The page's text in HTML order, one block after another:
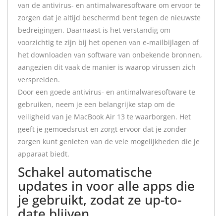
van de antivirus- en antimalwaresoftware om ervoor te
zorgen dat je altijd beschermd bent tegen de nieuwste
bedreigingen. Daarnaast is het verstandig om
voorzichtig te zijn bij het openen van e-mailbijlagen of
het downloaden van software van onbekende bronnen,
aangezien dit vaak de manier is waarop virussen zich
verspreiden.
Door een goede antivirus- en antimalwaresoftware te
gebruiken, neem je een belangrijke stap om de
veiligheid van je MacBook Air 13 te waarborgen. Het
geeft je gemoedsrust en zorgt ervoor dat je zonder
zorgen kunt genieten van de vele mogelijkheden die je
apparaat biedt.
Schakel automatische
updates in voor alle apps die
je gebruikt, zodat ze up-to-